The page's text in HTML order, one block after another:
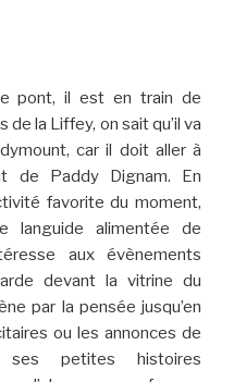
pont, il est en train de
de la Liffey, on sait qu’il va
car il doit aller à
de Paddy Dignam. En
favorite du moment,
languide alimentée de
aux évènements
devant la vitrine du
par la pensée jusqu’en
ou les annonces de
petites histoires